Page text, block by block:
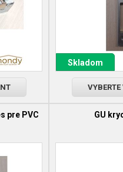
Skladom
pre PVC
GU